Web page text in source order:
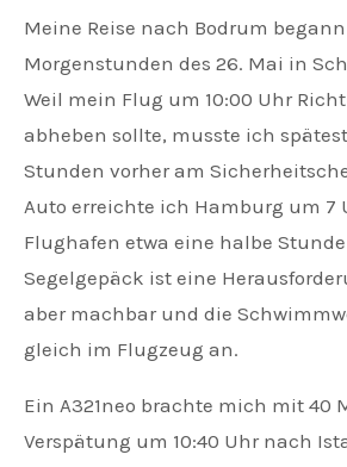
Meine Reise nach Bodrum
Morgenstunden des 26. Mai in
Weil mein Flug um 10:00 Uhr
abheben sollte, musste ich
Stunden vorher am
Auto erreichte ich Hamburg um 7
Flughafen etwa eine halbe Stunde
Segelgepäck ist eine
aber machbar und die
gleich im Flugzeug an.
Ein A321neo brachte mich mit 40
Verspätung um 10:40 Uhr nach